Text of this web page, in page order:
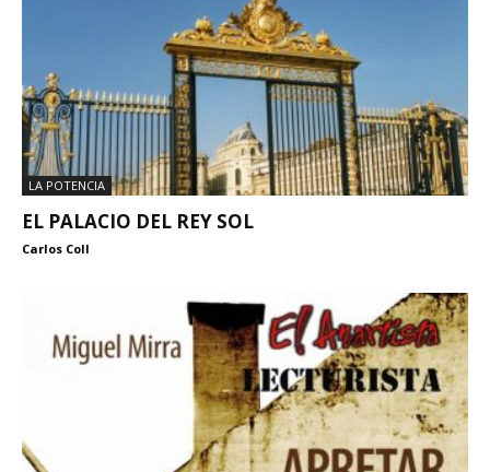
LA POTENCIA
EL PALACIO DEL REY SOL
Carlos Coll